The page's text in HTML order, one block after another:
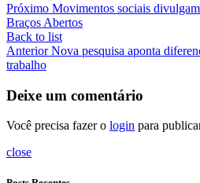
Próximo Movimentos sociais
Braços Abertos
Back to list
Anterior Nova pesquisa aponta
trabalho
Deixe um comentário
Você precisa fazer o login para
close